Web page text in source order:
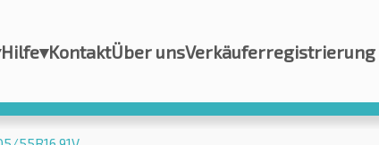
Hilfe▾KontaktÜber unsVerkäuferregistrierung